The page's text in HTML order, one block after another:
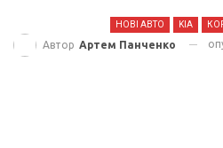
НОВІ АВТО KIA
Автор Артем Панченко